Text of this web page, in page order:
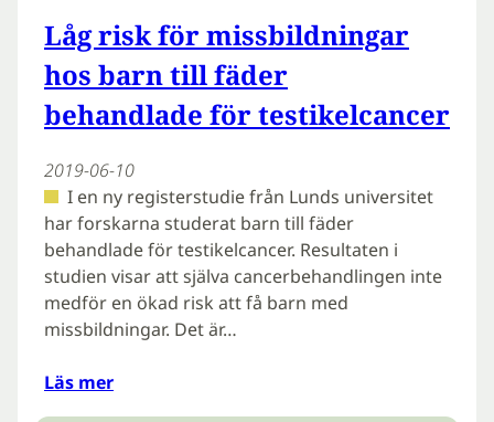
Låg risk för missbildningar
hos barn till fäder
behandlade för testikelcancer
2019-06-10
I en ny registerstudie från Lunds universitet
har forskarna studerat barn till fäder
behandlade för testikelcancer. Resultaten i
studien visar att själva cancerbehandlingen inte
medför en ökad risk att få barn med
missbildningar. Det är…
Läs mer